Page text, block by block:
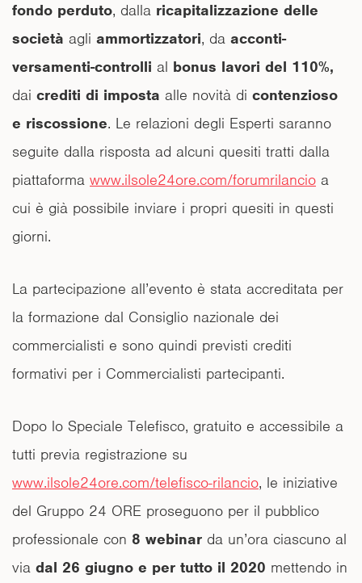
fondo perduto, dalla ricapitalizzazione delle
società agli ammortizzatori, da acconti-
versamenti-controlli al bonus lavori del 110%,
dai crediti di imposta alle novità di contenzioso
e riscossione. Le relazioni degli Esperti saranno
seguite dalla risposta ad alcuni quesiti tratti dalla
piattaforma www.ilsole24ore.com/forumrilancio a
cui è già possibile inviare i propri quesiti in questi
giorni.
La partecipazione all’evento è stata accreditata per
la formazione dal Consiglio nazionale dei
commercialisti e sono quindi previsti crediti
formativi per i Commercialisti partecipanti.
Dopo lo Speciale Telefisco, gratuito e accessibile a
tutti previa registrazione su
www.ilsole24ore.com/telefisco-rilancio, le iniziative
del Gruppo 24 ORE proseguono per il pubblico
professionale con 8 webinar da un’ora ciascuno al
via dal 26 giugno e per tutto il 2020 mettendo in